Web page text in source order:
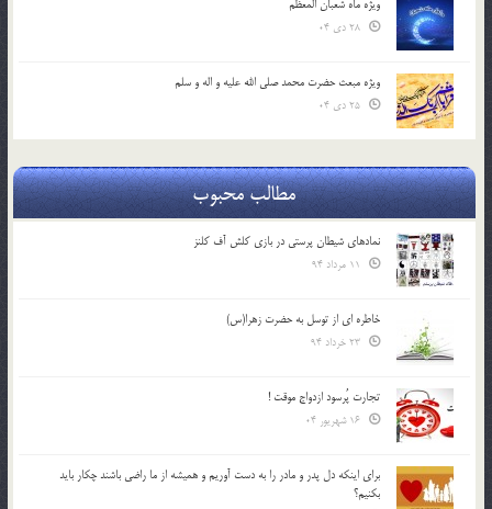
ویژه ماه شعبان المعظّم
ویژه مبعث حضرت محمد صلی الله علیه و اله و سلم
مطالب محبوب
نمادهای شیطان پرستی در بازی کلش آف کلنز
خاطره ای از توسل به حضرت زهرا(س)
تجارت پُرسود ازدواج موقت !
براي اينكه دل پدر و مادر را به دست آوريم و هميشه از ما راضي باشند چكار بايد
بكنيم؟